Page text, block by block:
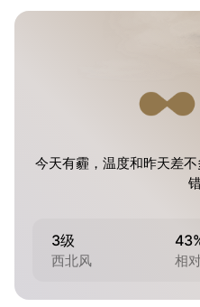
今天有霾，温度和昨天差
3级
西北风 相